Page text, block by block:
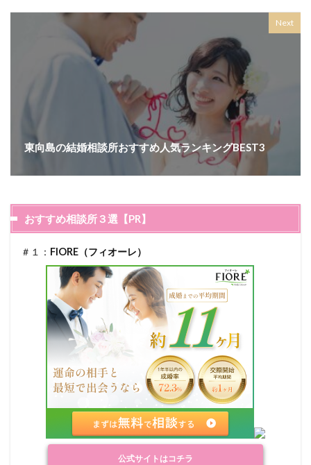
Next
東向島の結婚相談所おすすめ人気ランキングBEST3
おすすめ相談所３選【PR】
＃１： FIORE（フィオーレ）
公式サイトはコチラ